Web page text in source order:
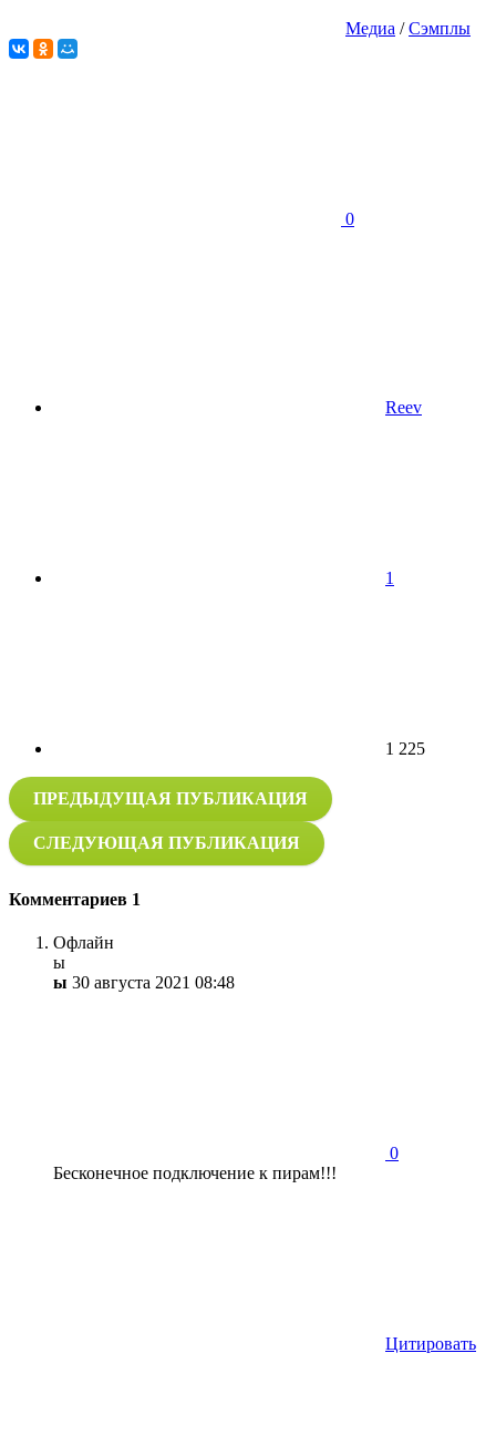
Медиа /Сэмплы
0
Reev
1
1 225
ПРЕДЫДУЩАЯ ПУБЛИКАЦИЯ
СЛЕДУЮЩАЯ ПУБЛИКАЦИЯ
Комментариев 1
Офлайн
ы
ы 30 августа 2021 08:48
0
Бесконечное подключение к пирам!!!
Цитировать